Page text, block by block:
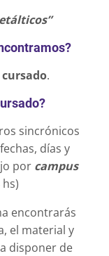
.
sincrónicos
días y
por campus
encontrarás
el material y
disponer de